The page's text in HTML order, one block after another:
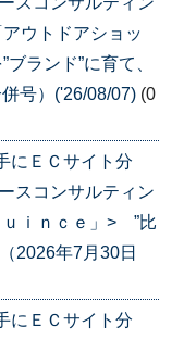
ウトドアショッ
ランド”に育て、
号）('26/08/07) (0
にＥＣサイト分
スコンサルティン
ｉｎｃｅ」> ”比
2026年7月30日
にＥＣサイト分